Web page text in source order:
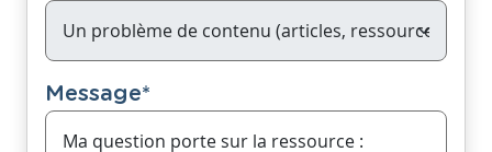
Message*